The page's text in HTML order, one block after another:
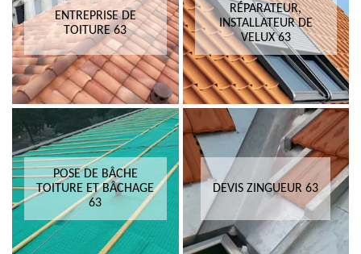
ENTREPRISE DE
TOITURE 63
RÉPARATEUR,
INSTALLATEUR DE
VELUX 63
POSE DE BÂCHE
TOITURE ET BÂCHAGE
63
DEVIS ZINGUEUR 63